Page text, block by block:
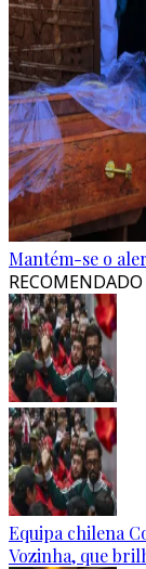
Mantém-se o
RECOMENDADO
Equipa chilena
Vozinha, que